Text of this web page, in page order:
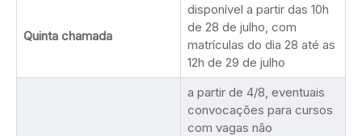
Quinta chamada
disponível a partir das 10h
de 28 de julho, com
matrículas do dia 28 até as
12h de 29 de julho
a partir de 4/8, eventuais
convocações para cursos
com vagas não